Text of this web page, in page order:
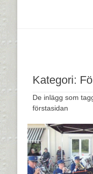
Kategori:
De inlägg som
förstasidan